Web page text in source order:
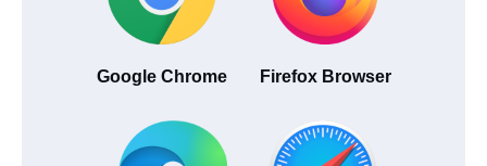
Google Chrome Firefox Browser